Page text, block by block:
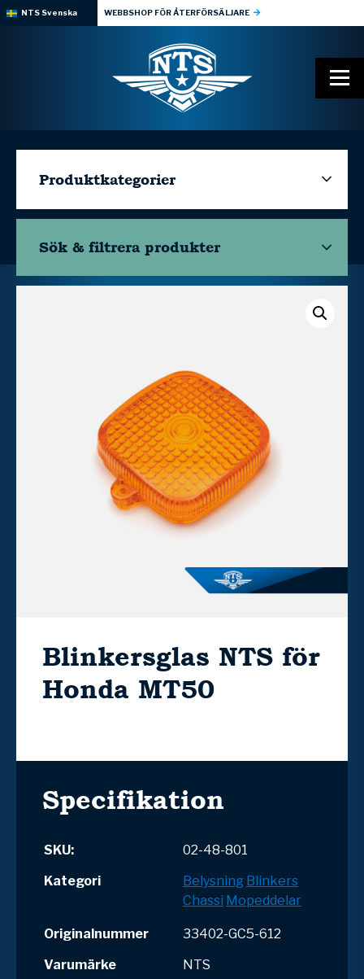
NTS Svenska WEBBSHOP FÖR ÅTERFÖRSÄLJARE
Produktkategorier
Sök & filtrera produkter
Blinkersglas NTS för
Honda MT50
Specifikation
SKU:
02-48-801
Kategori
Belysning Blinkers
Chassi Mopeddelar
Originalnummer
33402-GC5-612
Varumärke
NTS